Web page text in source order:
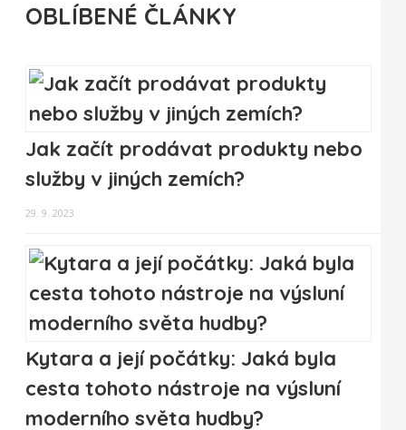
OBLÍBENÉ ČLÁNKY
Jak začít prodávat produkty nebo
služby v jiných zemích?
29. 9. 2023
Kytara a její počátky: Jaká byla
cesta tohoto nástroje na výsluní
moderního světa hudby?